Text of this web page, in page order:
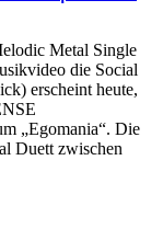
Metal Single
die Social
erscheint heute,
„Egomania“. Die
Duett zwischen